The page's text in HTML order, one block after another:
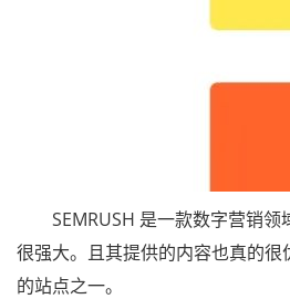
SEMRUSH 是一款数字营销领
很强大。且其提供的内容也真的
的站点之一。